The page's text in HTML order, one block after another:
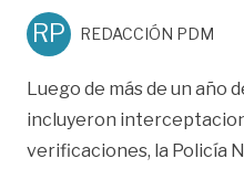
RP REDACCIÓN PDM
Luego de más de un año
incluyeron
verificaciones, la Policía